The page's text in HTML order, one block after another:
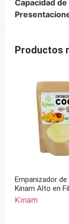
Capacidad
Productos
Empanizador
Kinam Alto en
de Gluten 100%
Kinam